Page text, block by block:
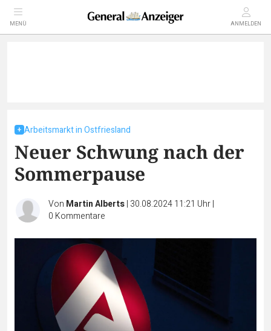
MENÜ ANMELDEN
Arbeitsmarkt in Ostfriesland
Neuer Schwung nach der
Sommerpause
Von Martin Alberts| 30.08.2024 11:21 Uhr|
0 Kommentare